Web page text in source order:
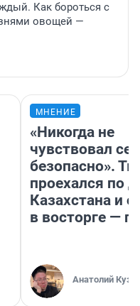
Как бороться с
овощей —
МНЕНИЕ
«Никогда не
чувствовал
безопасно».
проехался по
Казахстана и
в восторге —
Анатолий